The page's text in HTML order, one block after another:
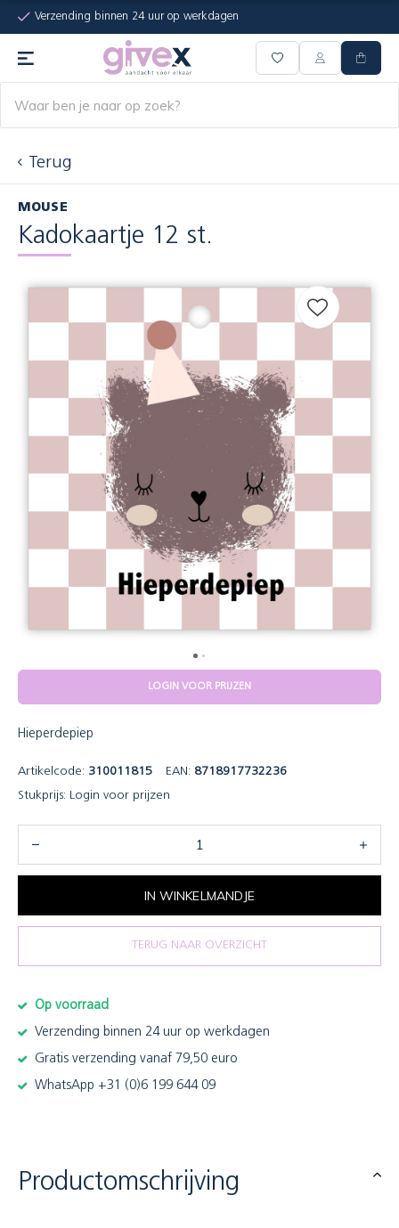
Verzending binnen 24 uur op werkdagen
Terug
MOUSE
Kadokaartje 12 st.
LOGIN VOOR PRIJZEN
Hieperdepiep
Artikelcode: 310011815 EAN: 8718917732236
Stukprijs: Login voor prijzen
IN WINKELMANDJE
TERUG NAAR OVERZICHT
Op voorraad
Verzending binnen 24 uur op werkdagen
Gratis verzending vanaf 79,50 euro
WhatsApp +31 (0)6 199 644 09
Productomschrijving